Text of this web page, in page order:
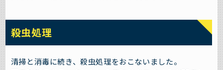
殺虫処理
清掃と消毒に続き、殺虫処理をおこないました。